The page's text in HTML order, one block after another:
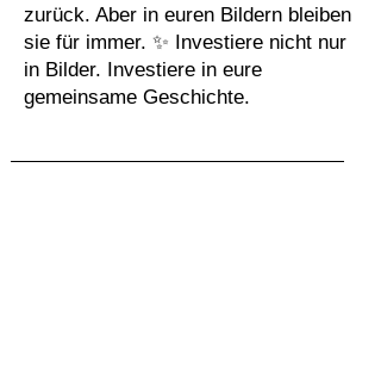
zurück. Aber in euren Bildern bleiben
sie für immer. ✨ Investiere nicht nur
in Bilder. Investiere in eure
gemeinsame Geschichte.